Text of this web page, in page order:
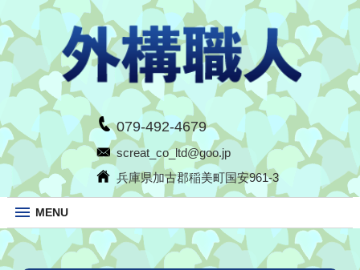
079-492-4679
screat_co_ltd@goo.jp
兵庫県加古郡稲美町国安961-3
MENU